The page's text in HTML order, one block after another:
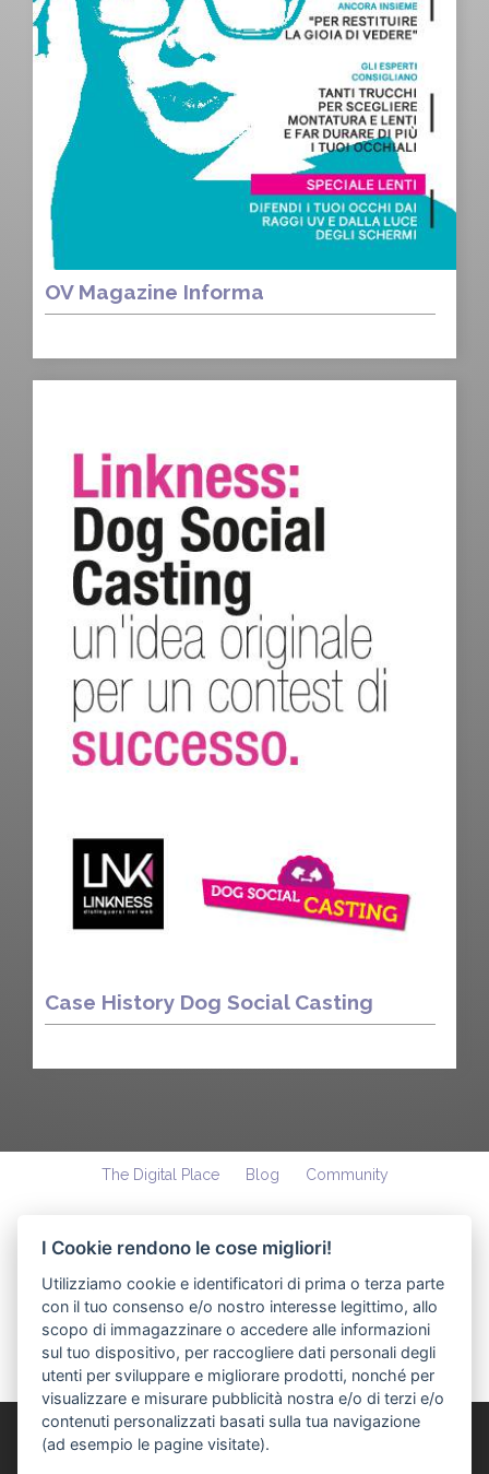
OV Magazine Informa
Case History Dog Social Casting
The Digital Place Blog Community
Accedi Registrati Contatti
© Linkness 2017 - P. IVA 03255760278
I Cookie rendono le cose migliori!
Utilizziamo cookie e identificatori di prima o terza parte
con il tuo consenso e/o nostro interesse legittimo, allo
scopo di immagazzinare o accedere alle informazioni
sul tuo dispositivo, per raccogliere dati personali degli
utenti per sviluppare e migliorare prodotti, nonché per
visualizzare e misurare pubblicità nostra e/o di terzi e/o
contenuti personalizzati basati sulla tua navigazione
(ad esempio le pagine visitate).